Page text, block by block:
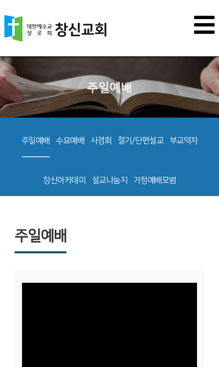
주일예배
주일예배 수요예배 사경회 절기/단편설교 부교역자
창신아카데미 설교나눔지 가정예배모범
주일예배